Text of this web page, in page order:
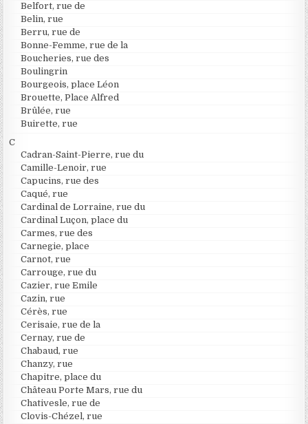
Belfort, rue de
Belin, rue
Berru, rue de
Bonne-Femme, rue de la
Boucheries, rue des
Boulingrin
Bourgeois, place Léon
Brouette, Place Alfred
Brûlée, rue
Buirette, rue
C
Cadran-Saint-Pierre, rue du
Camille-Lenoir, rue
Capucins, rue des
Caqué, rue
Cardinal de Lorraine, rue du
Cardinal Luçon, place du
Carmes, rue des
Carnegie, place
Carnot, rue
Carrouge, rue du
Cazier, rue Emile
Cazin, rue
Cérès, rue
Cerisaie, rue de la
Cernay, rue de
Chabaud, rue
Chanzy, rue
Chapitre, place du
Château Porte Mars, rue du
Chativesle, rue de
Clovis-Chézel, rue